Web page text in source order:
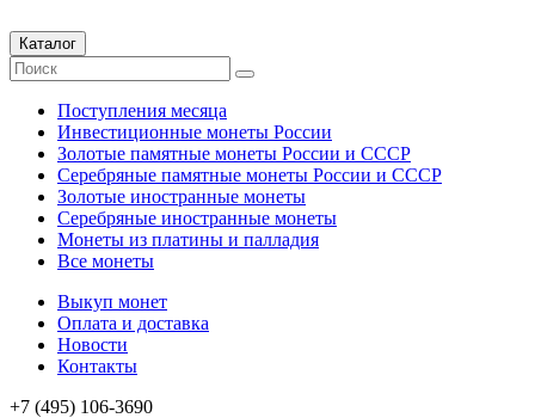
Каталог
Поступления месяца
Инвестиционные монеты России
Золотые памятные монеты России и СССР
Серебряные памятные монеты России и СССР
Золотые иностранные монеты
Серебряные иностранные монеты
Монеты из платины и палладия
Все монеты
Выкуп монет
Оплата и доставка
Новости
Контакты
+7 (495) 106-3690